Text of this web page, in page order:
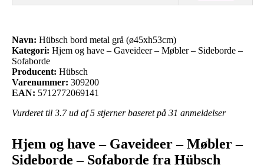
Navn: Hübsch bord metal grå (ø45xh53cm)
Kategori: Hjem og have – Gaveideer – Møbler – Sideborde –
Sofaborde
Producent: Hübsch
Varenummer: 309200
EAN: 5712772069141
Vurderet til 3.7ud af 5 stjerner baseret på 31 anmeldelser
Hjem og have – Gaveideer – Møbler –
Sideborde – Sofaborde fra Hübsch